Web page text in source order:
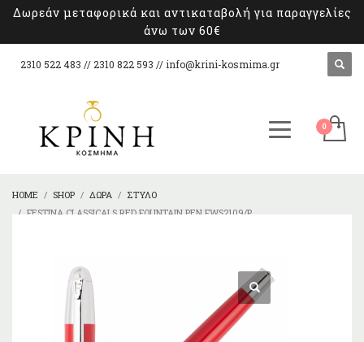
Δωρεάν μεταφορικά και αντικαταβολή για παραγγελίες
άνω των 60€
2310 522 483 // 2310 822 593 // info@krini-kosmima.gr
HOME SHOP ΔΏΡΑ
ΣΤΥΛΌ
FESTINA CLASSICALS RED FOUNTAIN PEN FWS2109/P